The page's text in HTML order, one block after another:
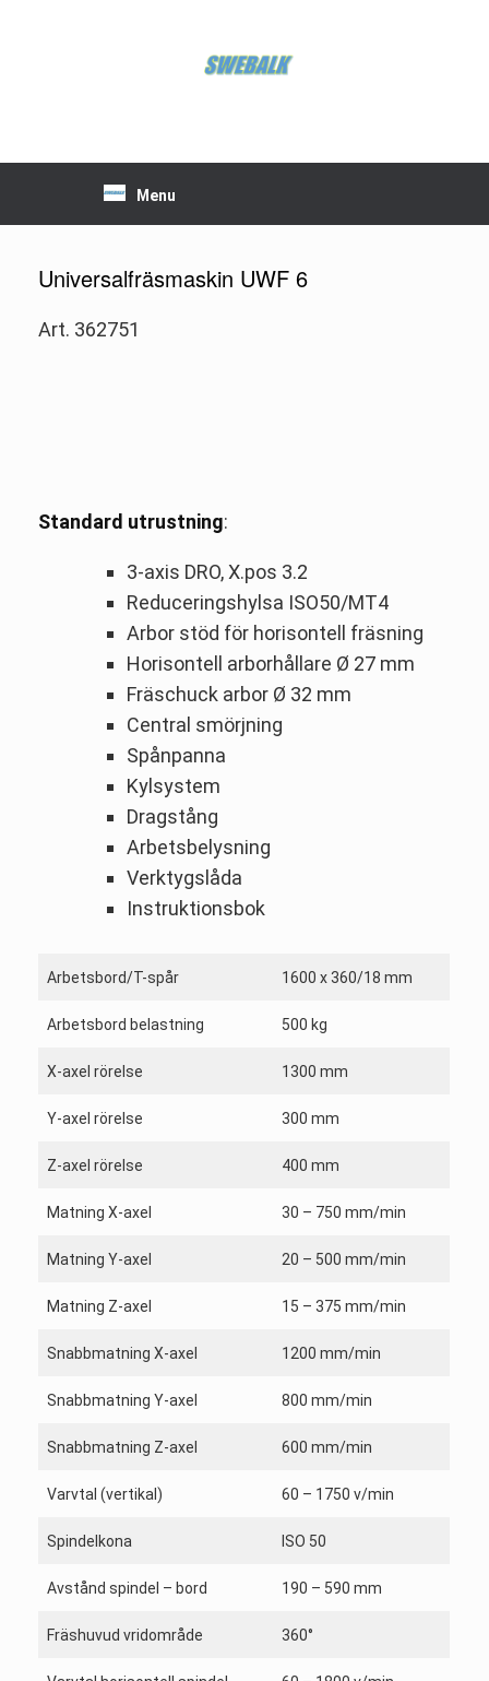
Menu
Universalfräsmaskin UWF 6
Art. 362751
Standard utrustning:
3-axis DRO, X.pos 3.2
Reduceringshylsa ISO50/MT4
Arbor stöd för horisontell fräsning
Horisontell arborhållare Ø 27 mm
Fräschuck arbor Ø 32 mm
Central smörjning
Spånpanna
Kylsystem
Dragstång
Arbetsbelysning
Verktygslåda
Instruktionsbok
Arbetsbord/T-spår 1600 x 360/18 mm
Arbetsbord belastning 500 kg
X-axel rörelse 1300 mm
Y-axel rörelse 300 mm
Z-axel rörelse 400 mm
Matning X-axel 30 – 750 mm/min
Matning Y-axel 20 – 500 mm/min
Matning Z-axel 15 – 375 mm/min
Snabbmatning X-axel 1200 mm/min
Snabbmatning Y-axel 800 mm/min
Snabbmatning Z-axel 600 mm/min
Varvtal (vertikal) 60 – 1750 v/min
Spindelkona ISO 50
Avstånd spindel – bord 190 – 590 mm
Fräshuvud vridområde 360°